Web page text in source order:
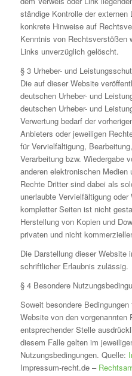
ständige Kontrolle der
konkrete Hinweise auf
Kenntnis von Rechtsverstößen
Links unverzüglich gelöscht.
§ 3 Urheber- und
Die auf dieser Website
deutschen Urheber- und
deutschen Urheber- und
Verwertung bedarf der
Anbieters oder jeweiligen
für Vervielfältigung,
Verarbeitung bzw. Wiedergabe
anderen elektronischen
Rechte Dritter sind dabei als
unerlaubte Vervielfältigung
kompletter Seiten ist nicht
Herstellung von Kopien und
privaten und nicht
Die Darstellung dieser Website
schriftlicher Erlaubnis zulässig.
§ 4 Besondere
Soweit besondere
Website von den vorgenannten
entsprechender Stelle
diesem Falle gelten im
Nutzungsbedingungen. Quelle:
Impressum-recht.de –